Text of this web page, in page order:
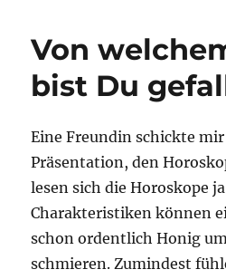
Von
bist Du
Eine Freundin schickte
Präsentation, den
lesen sich die Horoskope
Charakteristiken können
schon ordentlich Honig
schmieren. Zumindest